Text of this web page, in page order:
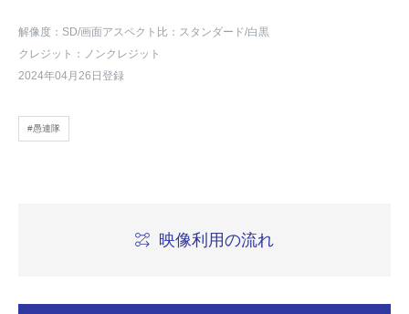
解像度：SD/画面アスペクト比：スタンダード/白黒
クレジット：ノンクレジット
2024年04月26日登録
#愚連隊
映像利用の流れ